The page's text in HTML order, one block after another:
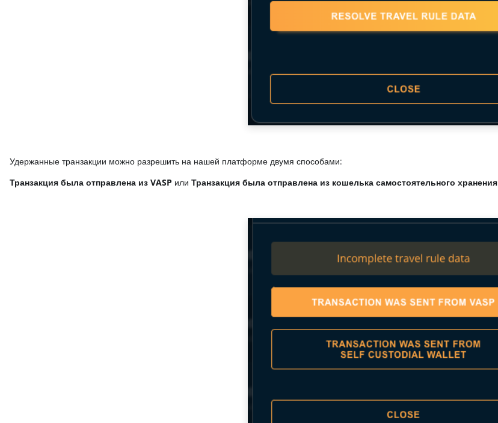
Удержанные транзакции можно разрешить на нашей платформе двумя способами:
Транзакция была отправлена ​​из VASP или Транзакция была отправлена ​​из кошелька самостоятельного хранения